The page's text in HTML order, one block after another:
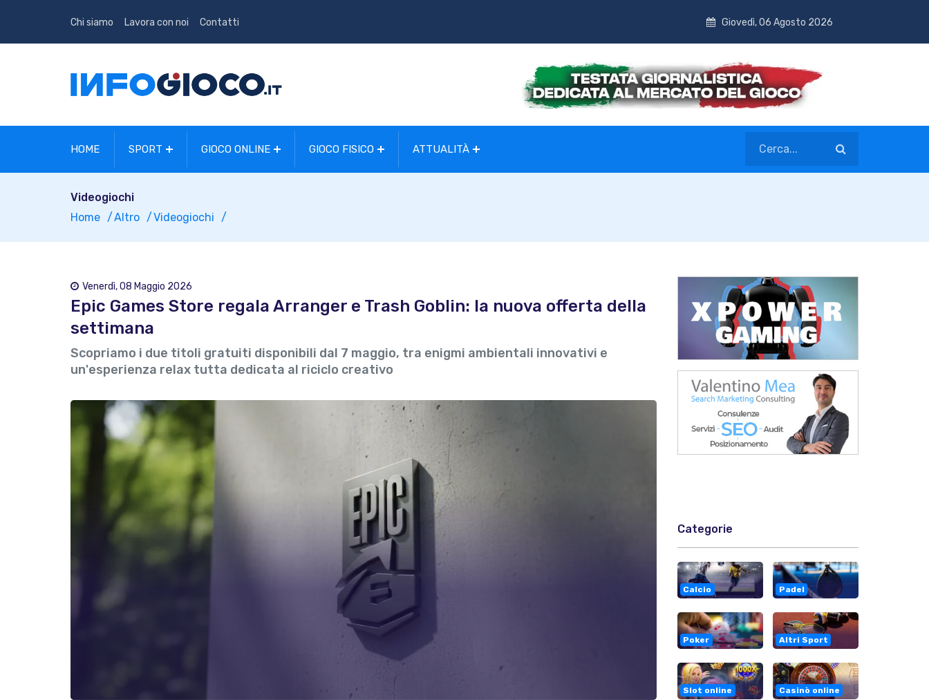
Chi siamo Lavora con noi Contatti Giovedì, 06 Agosto 2026
HOME SPORT GIOCO ONLINE GIOCO FISICO ATTUALITÀ
Videogiochi
Home
Altro Videogiochi
Venerdì, 08 Maggio 2026
Epic Games Store regala Arranger e Trash Goblin: la nuova offerta della
settimana
Scopriamo i due titoli gratuiti disponibili dal 7 maggio, tra enigmi ambientali innovativi e
un'esperienza relax tutta dedicata al riciclo creativo
Categorie
Calcio Padel
Poker Altri Sport
Slot online Casinò online